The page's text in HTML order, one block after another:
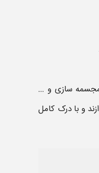
مجسمه سازی و …
و با درک کامل